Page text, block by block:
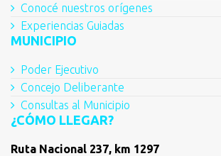
Conocé nuestros orígenes
Experiencias Guiadas
MUNICIPIO
Poder Ejecutivo
Concejo Deliberante
Consultas al Municipio
¿CÓMO LLEGAR?
Ruta Nacional 237, km 1297